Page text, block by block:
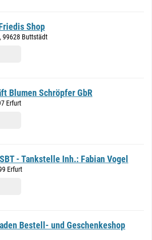
Shop
99628 Buttstädt
Blumen Schröpfer GbR
Erfurt
- Tankstelle Inh.: Fabian Vogel
Erfurt
Bestell- und Geschenkeshop